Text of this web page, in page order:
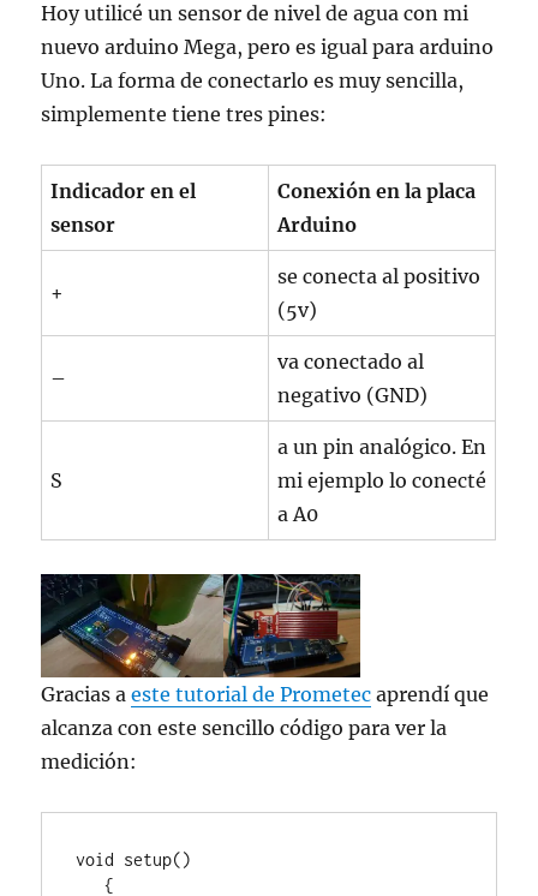
Hoy utilicé un sensor de nivel de agua con mi
nuevo arduino Mega, pero es igual para arduino
Uno. La forma de conectarlo es muy sencilla,
simplemente tiene tres pines:
Indicador en el
sensor
Conexión en la placa
Arduino
+
se conecta al positivo
(5v)
–
va conectado al
negativo (GND)
S
a un pin analógico. En
mi ejemplo lo conecté
a A0
Gracias aeste tutorial de Prometec aprendí que
alcanza con este sencillo código para ver la
medición:
void setup()
   {